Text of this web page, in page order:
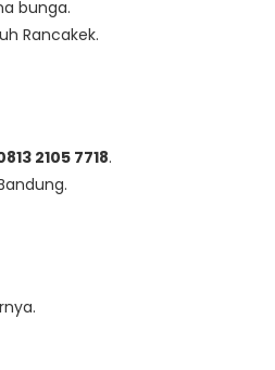
bunga.
Rancakek.
2105 7718.